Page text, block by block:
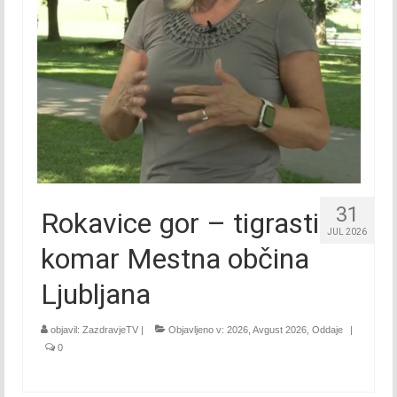
Julij 2017
Avgust 2017
September 2017
Oktober 2017
November 2017
December 2017
Januar 2018
31
JUL 2026
Rokavice gor – tigrasti
komar Mestna občina
Ljubljana
objavil: ZazdravjeTV | Objavljeno v: 2026 Avgust 2026 Oddaje
|
0